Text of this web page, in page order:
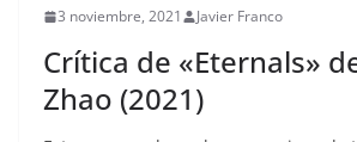
3 noviembre, 2021 Javier Franco
Crítica de «Eternals»
Zhao (2021)